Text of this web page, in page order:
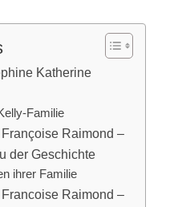
Katherine
Familie
Raimond –
der Geschichte
ihrer Familie
Raimond –